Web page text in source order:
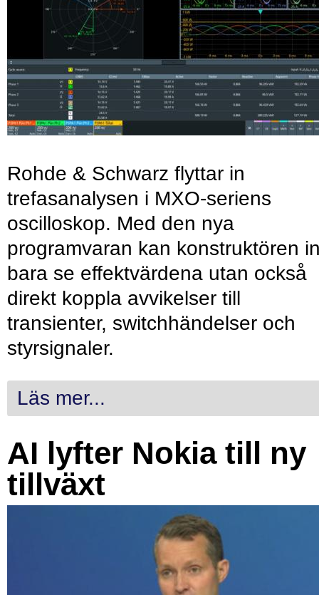
Rohde & Schwarz flyttar in
trefasanalysen i MXO-seriens
oscilloskop. Med den nya
programvaran kan konstruktören
bara se effektvärdena utan också
direkt koppla avvikelser till
transienter, switchhändelser och
styrsignaler.
Läs mer...
AI lyfter Nokia till ny
tillväxt